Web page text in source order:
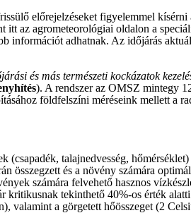
előrejelzéseket figyelemmel
itt az agrometeorológiai oldalon a
információt adhatnak. Az időjárás
és más természeti kockázatok
). A rendszer az OMSZ mintegy
földfelszíni méréseink mellett a
talajnedvesség,
összegzett és a növény számára
számára felvehető hasznos
tekinthető 40%-os érték
a görgetett hőösszeget (2